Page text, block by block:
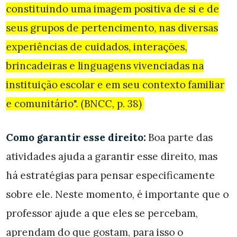
constituindo uma imagem positiva de si e de
seus grupos de pertencimento, nas diversas
experiências de cuidados, interações,
brincadeiras e linguagens vivenciadas na
instituição escolar e em seu contexto familiar
e comunitário". (BNCC, p. 38)
Como garantir esse direito:Boa parte das
atividades ajuda a garantir esse direito, mas
há estratégias para pensar especificamente
sobre ele. Neste momento, é importante que o
professor ajude a que eles se percebam,
aprendam do que gostam, para isso o